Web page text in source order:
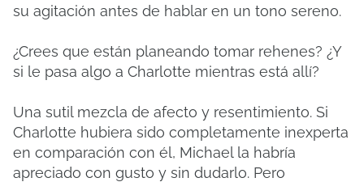
su agitación antes de hablar en un tono sereno.
¿Crees que están planeando tomar rehenes? ¿Y
si le pasa algo a Charlotte mientras está allí?
Una sutil mezcla de afecto y resentimiento. Si
Charlotte hubiera sido completamente inexperta
en comparación con él, Michael la habría
apreciado con gusto y sin dudarlo. Pero